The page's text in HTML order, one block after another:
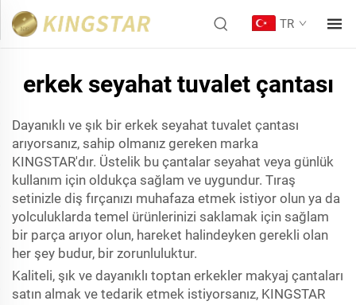
TR
erkek seyahat tuvalet çantası
Dayanıklı ve şık bir erkek seyahat tuvalet çantası
arıyorsanız, sahip olmanız gereken marka
KINGSTAR'dır. Üstelik bu çantalar seyahat veya günlük
kullanım için oldukça sağlam ve uygundur. Tıraş
setinizle diş fırçanızı muhafaza etmek istiyor olun ya da
yolculuklarda temel ürünlerinizi saklamak için sağlam
bir parça arıyor olun, hareket halindeyken gerekli olan
her şey budur, bir zorunluluktur.
Kaliteli, şık ve dayanıklı toptan erkekler makyaj çantaları
satın almak ve tedarik etmek istiyorsanız, KINGSTAR